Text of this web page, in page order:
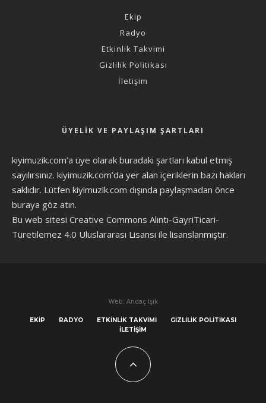
Ekip
Radyo
Etkinlik Takvimi
Gizlilik Politikası
İletişim
ÜYELIK VE PAYLAŞIM ŞARTLARI
kiyimuzik.com’a üye olarak buradaki şartları kabul etmiş
sayılırsınız. kiyimuzik.com’da yer alan içeriklerin bazı hakları
saklıdır. Lütfen kiyimuzik.com dışında paylaşmadan önce
buraya göz atın.
Bu web sitesi Creative Commons Alıntı-GayriTicari-
Türetilemez 4.0 Uluslararası Lisansı ile lisanslanmıştır.
Web: Andaç Işık
EKIP RADYO ETKINLIK TAKVIMI
GIZLILIK POLITIKASI
İLETIŞIM